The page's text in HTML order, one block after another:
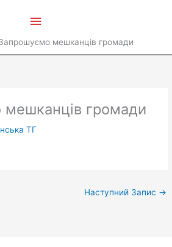
менюмешканців громади
громади
ТГ
Наступний Запис →